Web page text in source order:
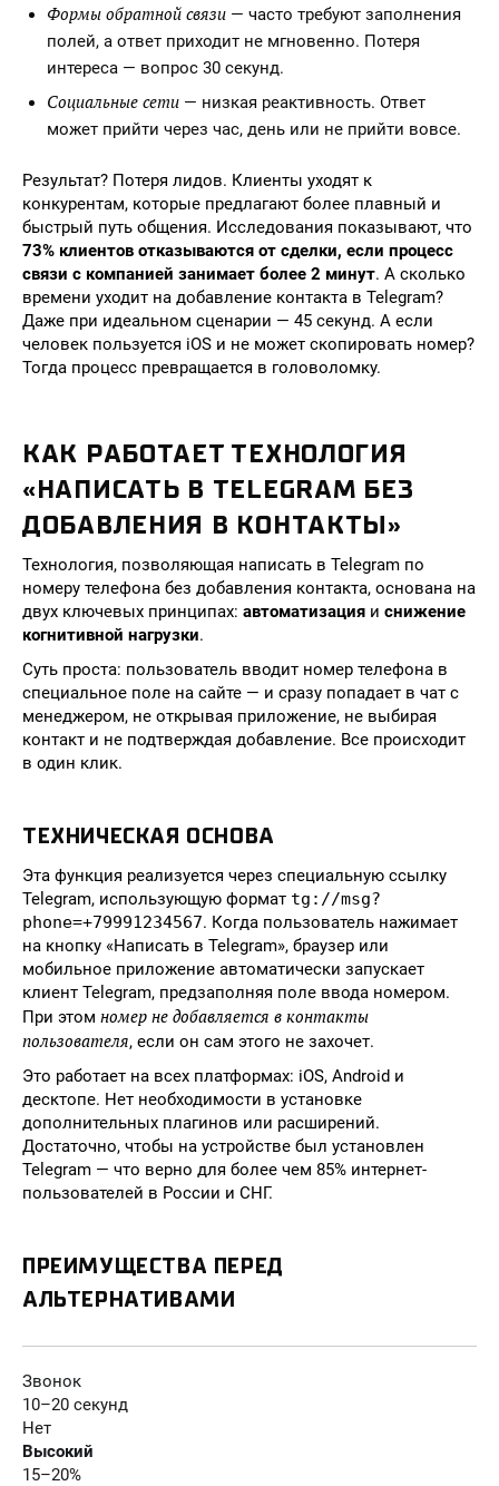
Формы обратной связи — часто требуют заполнения
полей, а ответ приходит не мгновенно. Потеря
интереса — вопрос 30 секунд.
Социальные сети — низкая реактивность. Ответ
может прийти через час, день или не прийти вовсе.
Результат? Потеря лидов. Клиенты уходят к
конкурентам, которые предлагают более плавный и
быстрый путь общения. Исследования показывают, что
73% клиентов отказываются от сделки, если процесс
связи с компанией занимает более 2 минут. А сколько
времени уходит на добавление контакта в Telegram?
Даже при идеальном сценарии — 45 секунд. А если
человек пользуется iOS и не может скопировать номер?
Тогда процесс превращается в головоломку.
КАК РАБОТАЕТ ТЕХНОЛОГИЯ
«НАПИСАТЬ В TELEGRAM БЕЗ
ДОБАВЛЕНИЯ В КОНТАКТЫ»
Технология, позволяющая написать в Telegram по
номеру телефона без добавления контакта, основана на
двух ключевых принципах: автоматизация и снижение
когнитивной нагрузки.
Суть проста: пользователь вводит номер телефона в
специальное поле на сайте — и сразу попадает в чат с
менеджером, не открывая приложение, не выбирая
контакт и не подтверждая добавление. Все происходит
в один клик.
ТЕХНИЧЕСКАЯ ОСНОВА
Эта функция реализуется через специальную ссылку
Telegram, использующую формат tg://msg?
phone=+79991234567. Когда пользователь нажимает
на кнопку «Написать в Telegram», браузер или
мобильное приложение автоматически запускает
клиент Telegram, предзаполняя поле ввода номером.
При этом номер не добавляется в контакты
пользователя, если он сам этого не захочет.
Это работает на всех платформах: iOS, Android и
десктопе. Нет необходимости в установке
дополнительных плагинов или расширений.
Достаточно, чтобы на устройстве был установлен
Telegram — что верно для более чем 85% интернет-
пользователей в России и СНГ.
ПРЕИМУЩЕСТВА ПЕРЕД
АЛЬТЕРНАТИВАМИ
Звонок
10–20 секунд
Нет
Высокий
15–20%